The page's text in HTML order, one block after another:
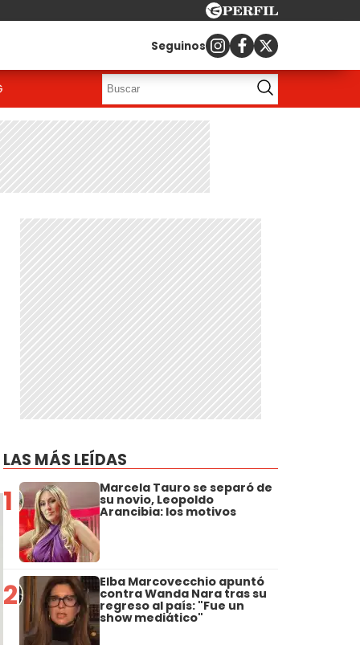
Seguinos
LAS MÁS LEÍDAS
1 Marcela Tauro se separó de
su novio, Leopoldo
Arancibia: los motivos
2 Elba Marcovecchio apuntó
contra Wanda Nara tras su
regreso al país: "Fue un
show mediático"